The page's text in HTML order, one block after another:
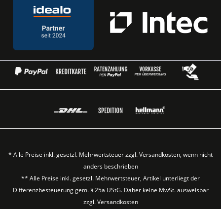
* Alle Preise inkl. gesetzl. Mehrwertsteuer zzgl.Versandkosten, wenn nicht
anders beschrieben
** Alle Preise inkl. gesetzl. Mehrwertsteuer, Artikel unterliegt der
Differenzbesteuerung gem. § 25a UStG. Daher keine MwSt. ausweisbar
zzgl.Versandkosten